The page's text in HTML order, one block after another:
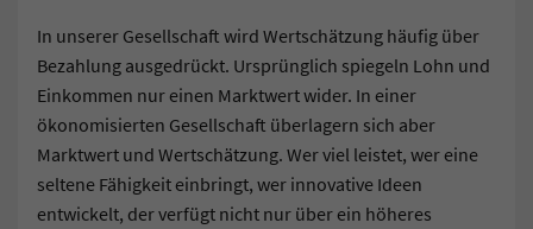
In unserer Gesellschaft wird Wertschätzung häufig über
Bezahlung ausgedrückt. Ursprünglich spiegeln Lohn und
Einkommen nur einen Marktwert wider. In einer
ökonomisierten Gesellschaft überlagern sich aber
Marktwert und Wertschätzung. Wer viel leistet, wer eine
seltene Fähigkeit einbringt, wer innovative Ideen
entwickelt, der verfügt nicht nur über ein höheres